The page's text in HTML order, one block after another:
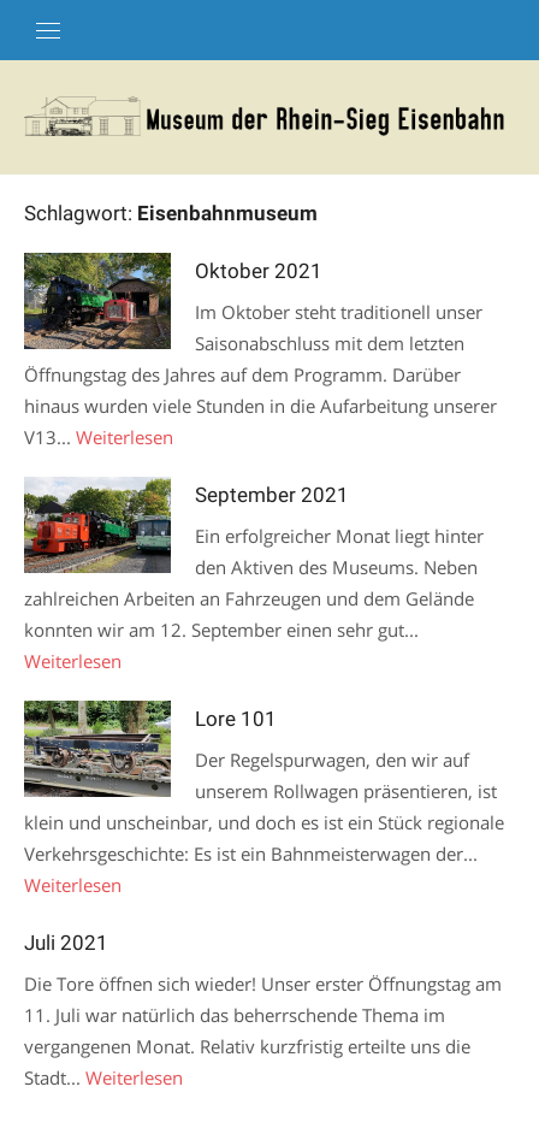
Schlagwort: Eisenbahnmuseum
Oktober 2021
Im Oktober steht traditionell unser
Saisonabschluss mit dem letzten
Öffnungstag des Jahres auf dem Programm. Darüber
hinaus wurden viele Stunden in die Aufarbeitung unserer
V13... Weiterlesen
September 2021
Ein erfolgreicher Monat liegt hinter
den Aktiven des Museums. Neben
zahlreichen Arbeiten an Fahrzeugen und dem Gelände
konnten wir am 12. September einen sehr gut...
Weiterlesen
Lore 101
Der Regelspurwagen, den wir auf
unserem Rollwagen präsentieren, ist
klein und unscheinbar, und doch es ist ein Stück regionale
Verkehrsgeschichte: Es ist ein Bahnmeisterwagen der...
Weiterlesen
Juli 2021
Die Tore öffnen sich wieder! Unser erster Öffnungstag am
11. Juli war natürlich das beherrschende Thema im
vergangenen Monat. Relativ kurzfristig erteilte uns die
Stadt... Weiterlesen